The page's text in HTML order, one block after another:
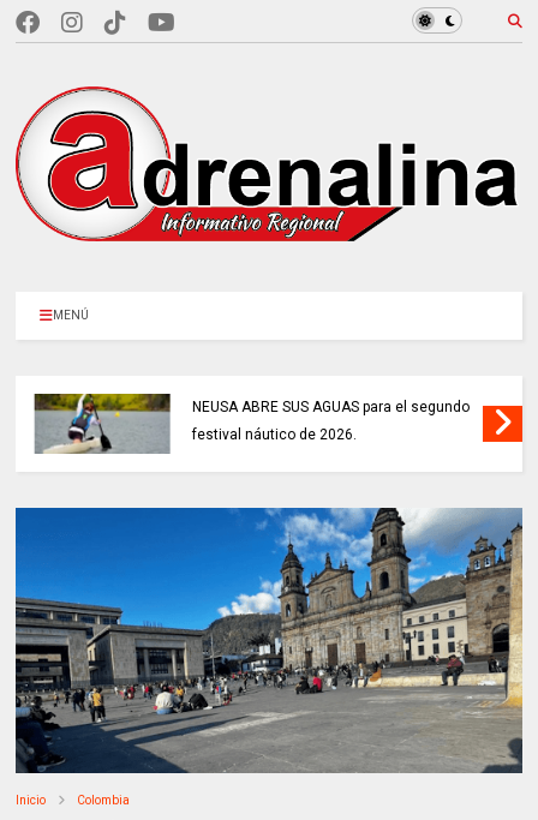
MENÚ
NEUSA ABRE SUS AGUAS para el segundo
festival náutico de 2026.
Inicio Colombia